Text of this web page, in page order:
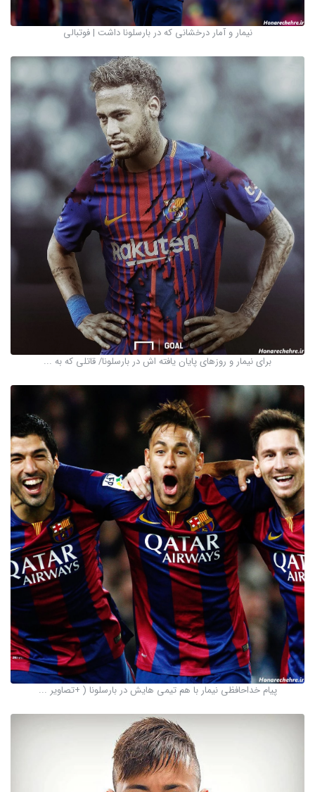
نیمار و آمار درخشانی که در بارسلونا داشت | فوتبالی
برای نیمار و روزهای پایان یافته اش در بارسلونا/ قاتلی که به ...
پیام خداحافظی نیمار با هم تیمی هایش در بارسلونا ( +تصاویر ...